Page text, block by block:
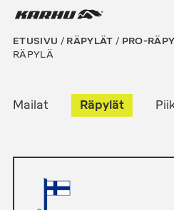
Suoraan
Karhu Pesis
ETUSIVU / RÄPYLÄT / PRO-
RÄPYLÄ
Mailat Räpylät